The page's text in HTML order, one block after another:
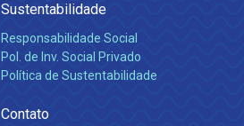
Sustentabilidade
Responsabilidade Social
Pol. de Inv. Social Privado
Política de Sustentabilidade
Contato